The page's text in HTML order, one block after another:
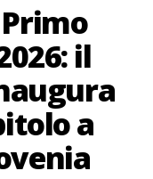
Primo
il
a